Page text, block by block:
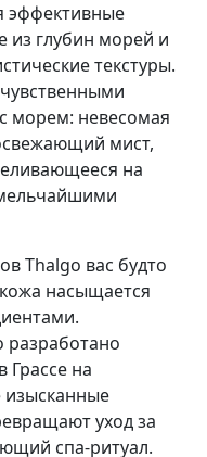
эффективные
из глубин морей и
текстуры.
морем: невесомая
мист,
на
Thalgo вас будто
насыщается
на
изысканные
уход за
спа-ритуал.